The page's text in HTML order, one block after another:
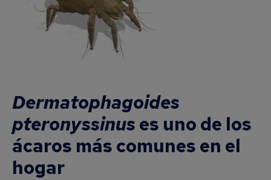
Dermatophagoides
pteronyssinus es uno de los
ácaros más comunes en el
hogar